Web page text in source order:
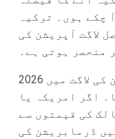
چکے ہوں۔ ترکیہ
لاگت آپریشن کی
منحصر ہوتی ہے۔
2026 میں ترکیہ میں ڈرمابریشن کی لاگت میں
اگر امریکہ یا
کی قیمتوں سے
ڈرمابریشن کی